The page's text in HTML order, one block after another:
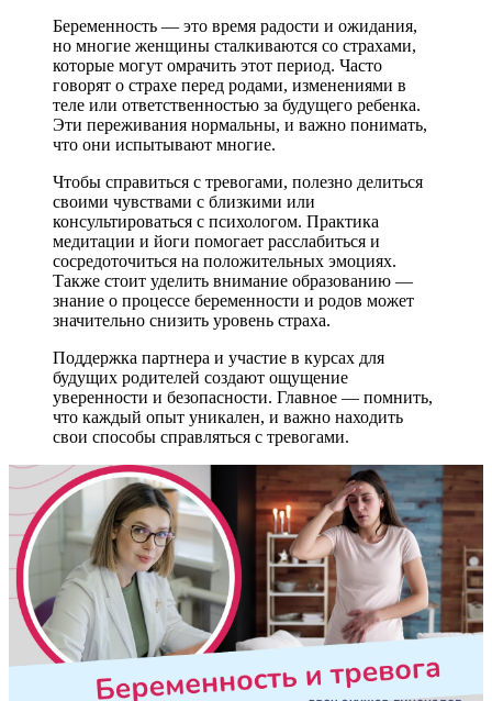
Беременность — это время радости и ожидания,
но многие женщины сталкиваются со страхами,
которые могут омрачить этот период. Часто
говорят о страхе перед родами, изменениями в
теле или ответственностью за будущего ребенка.
Эти переживания нормальны, и важно понимать,
что они испытывают многие.
Чтобы справиться с тревогами, полезно делиться
своими чувствами с близкими или
консультироваться с психологом. Практика
медитации и йоги помогает расслабиться и
сосредоточиться на положительных эмоциях.
Также стоит уделить внимание образованию —
знание о процессе беременности и родов может
значительно снизить уровень страха.
Поддержка партнера и участие в курсах для
будущих родителей создают ощущение
уверенности и безопасности. Главное — помнить,
что каждый опыт уникален, и важно находить
свои способы справляться с тревогами.